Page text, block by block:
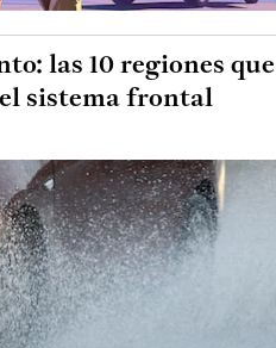
las 10 regiones que
sistema frontal